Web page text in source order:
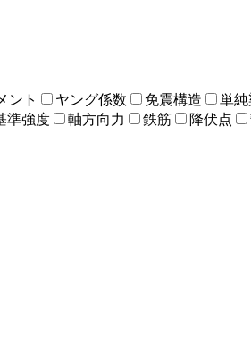
ント ヤング係数 免震構造 単純
準強度 軸方向力 鉄筋 降伏点